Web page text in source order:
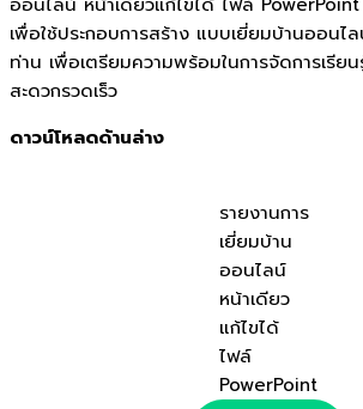
เพื่อใช้ประกอบการสร้าง แบบเยี่ยมบ้านออน
ท่าน เพื่อเตรียมความพร้อมในการจัดการเรียน
สะดวกรวดเร็ว
ดาวน์โหลดด้านล่าง
รายงานการ
เยี่ยมบ้าน
ออนไลน์
หน้าเดียว
แก้ไขได้
ไฟล์
PowerPoint